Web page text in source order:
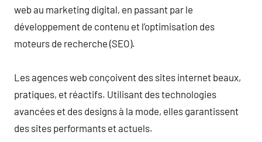
web au marketing digital, en passant par le
développement de contenu et l’optimisation des
moteurs de recherche (SEO).
Les agences web conçoivent des sites internet beaux,
pratiques, et réactifs. Utilisant des technologies
avancées et des designs à la mode, elles garantissent
des sites performants et actuels.